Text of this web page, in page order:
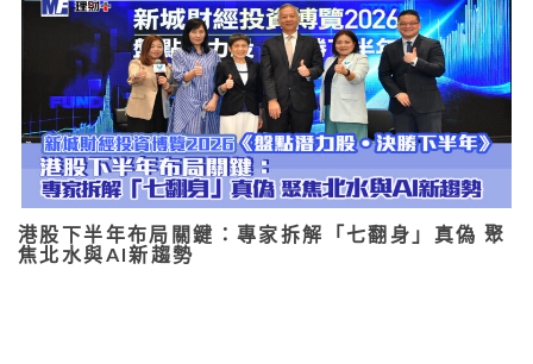
港股下半年布局關鍵：專家拆解「七翻身」真偽 聚
焦北水與AI新趨勢